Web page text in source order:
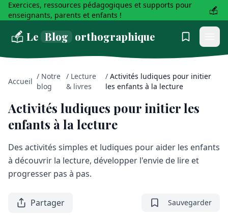
Exercices, ressources pédagogiques et supports pour
enseignants, parents et enfants !
Le Blog orthographique
Accueil
/ Notre
blog
/ Lecture
& livres
/ Activités ludiques pour initier
les enfants à la lecture
Activités ludiques pour initier les
enfants à la lecture
Des activités simples et ludiques pour aider les enfants
à découvrir la lecture, développer l'envie de lire et
progresser pas à pas.
Partager Sauvegarder